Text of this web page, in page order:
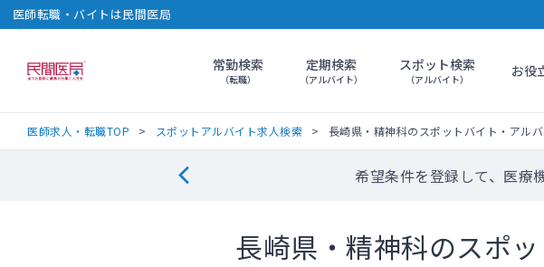
医師転職・バイトは民間医局
民間医局常勤検索
（転職）
定期検索
（アルバイト）
スポット検索
（アルバイト） お役
医師求人・転職TOP スポットアルバイト求人検索 長崎県・精神科のスポットバイト・アル
希望条件を登録して、医療
長崎県・精神科のスポ